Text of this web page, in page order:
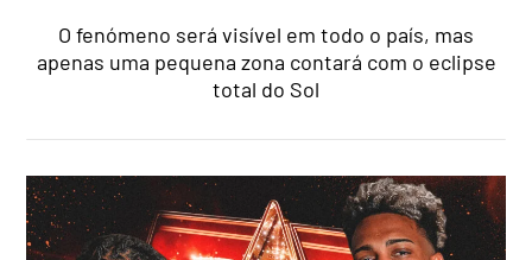
O fenómeno será visível em todo o país, mas
apenas uma pequena zona contará com o eclipse
total do Sol